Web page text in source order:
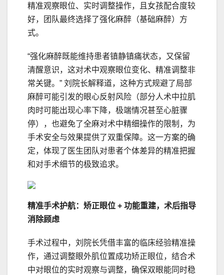
精准观察眼位、实时调整操作，且女孩配合度较
好，团队最终选择了强化麻醉（基础麻醉）方
式。
“强化麻醉既能维持患者镇静镇痛状态，又保留
清醒意识，这对术中观察眼位变化、精准调整非
常关键。” 刘院长解释道，这种方式规避了局部
麻醉可能引发的眼心反射风险（部分人术中拉肌
肉时可能出现心率下降，极端情况甚至心脏骤
停），也避免了全麻对术中精细操作的限制，为
手术安全与效果提供了双重保障。这一方案的确
定，体现了医生团队对患者个体差异的精准把握
和对手术细节的极致追求。
精准手术护航：矫正眼位 + 功能重建，术后指导
消除顾虑
手术过程中，刘院长凭借丰富的临床经验精准操
作，通过调整眼外肌位置成功矫正眼位，结合术
中对眼位的实时观察与调整，确保双眼能同时稳